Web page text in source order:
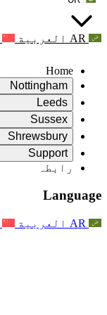
AR العربية
Home
Nottingham
Review
جائزہ کے
آزاد جائزہ
حوالہ جات
آزاد جائزہ
اکثر پوچھے
رابطہ
For Families
فیملی فیڈ
خبرنامے
Leeds
Review
جائزہ کے
آزاد جائزہ
حوالہ کی
رابطہ
خاندانوں
فیملیز کے
واقعات
For Staff
Sussex
Review
جائزہ کے
آزاد جائزہ
حوالہ جات
For Families
خاندانوں
Shrewsbury
Review
زچگی کے
اعلانات
Reports
آزاد جائزہ
For Families
Support
Leeds
Nottingham
خاندانی
دماغی صحت
علاقائی
رابطہ
Language
AR العربية